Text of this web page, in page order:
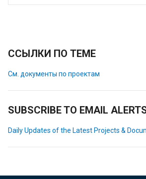
ССЫЛКИ ПО ТЕМЕ
См. документы по проектам
SUBSCRIBE TO EMAIL
Daily Updates of the Latest Projects &